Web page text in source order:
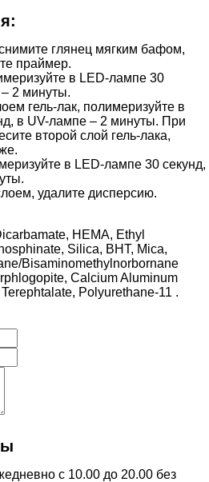
глянец мягким бафом,
праймер.
в LED-лампе 30
2 минуты.
гель-лак, полимеризуйте в
в UV-лампе – 2 минуты. При
второй слой гель-лака,
в LED-лампе 30 секунд,
удалите дисперсию.
HEMA, Ethyl
Silica, BHT, Mica,
Bisaminomethylnorbornane
Calcium Aluminum
Polyurethane-11 .
с 10.00 до 20.00 без